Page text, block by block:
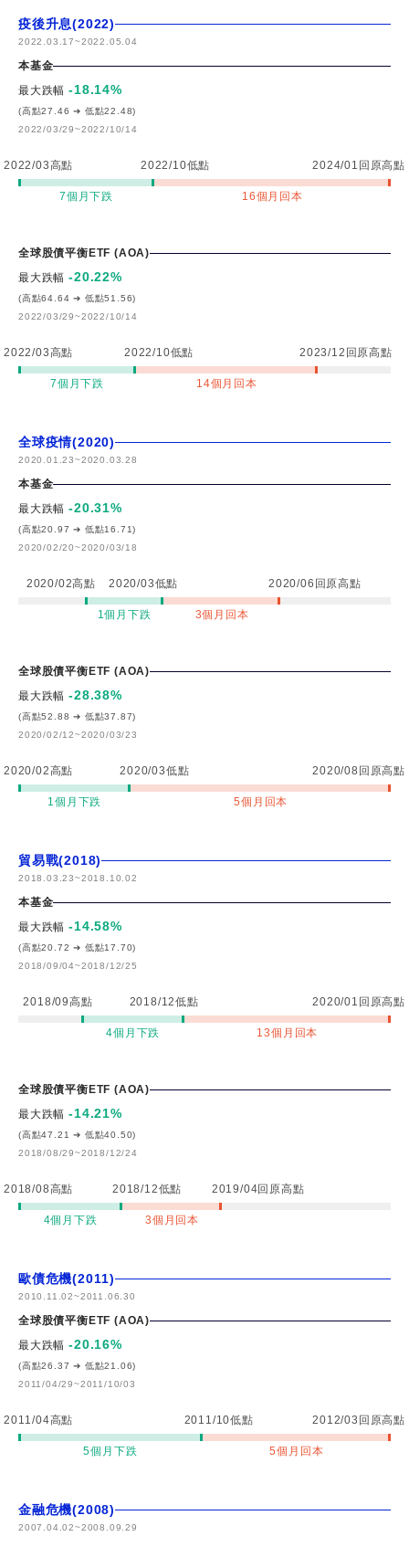
疫後升息(2022)
2022.03.17~2022.05.04
本基金
最大跌幅 -18.14%
(高點27.46 ➔ 低點22.48)
2022/03/29~2022/10/14
2022/03高點 2022/10低點
7個月下跌
2024/01回原高點
16個月回本
全球股債平衡ETF (AOA)
最大跌幅 -20.22%
(高點64.64 ➔ 低點51.56)
2022/03/29~2022/10/14
2022/03高點 2022/10低點
7個月下跌
2023/12回原高點
14個月回本
全球疫情(2020)
2020.01.23~2020.03.28
本基金
最大跌幅 -20.31%
(高點20.97 ➔ 低點16.71)
2020/02/20~2020/03/18
2020/02高點 2020/03低點
1個月下跌
2020/06回原高點
3個月回本
全球股債平衡ETF (AOA)
最大跌幅 -28.38%
(高點52.88 ➔ 低點37.87)
2020/02/12~2020/03/23
2020/02高點 2020/03低點
1個月下跌
2020/08回原高點
5個月回本
貿易戰(2018)
2018.03.23~2018.10.02
本基金
最大跌幅 -14.58%
(高點20.72 ➔ 低點17.70)
2018/09/04~2018/12/25
2018/09高點 2018/12低點
4個月下跌
2020/01回原高點
13個月回本
全球股債平衡ETF (AOA)
最大跌幅 -14.21%
(高點47.21 ➔ 低點40.50)
2018/08/29~2018/12/24
2018/08高點 2018/12低點
4個月下跌
2019/04回原高點
3個月回本
歐債危機(2011)
2010.11.02~2011.06.30
全球股債平衡ETF (AOA)
最大跌幅 -20.16%
(高點26.37 ➔ 低點21.06)
2011/04/29~2011/10/03
2011/04高點 2011/10低點
5個月下跌
2012/03回原高點
5個月回本
金融危機(2008)
2007.04.02~2008.09.29